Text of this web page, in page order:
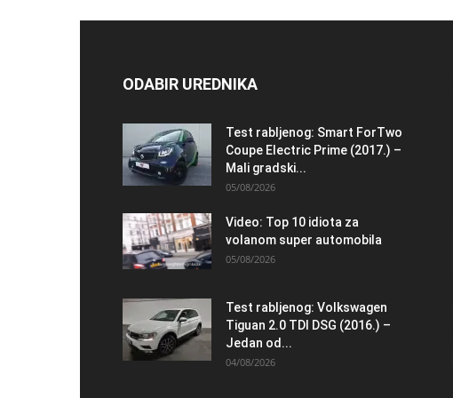
ODABIR UREDNIKA
Test rabljenog: Smart ForTwo
Coupe Electric Prime (2017.) –
Mali gradski...
05/08/2026
Video: Top 10 idiota za
volanom super automobila
05/08/2026
Test rabljenog: Volkswagen
Tiguan 2.0 TDI DSG (2016.) –
Jedan od...
04/08/2026